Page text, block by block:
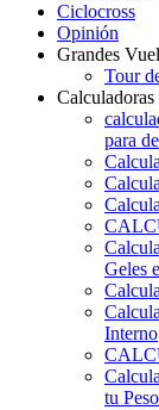
Ciclocross
Opinión
Grandes
Tour
Calculadoras
para
Geles
Interno
tu